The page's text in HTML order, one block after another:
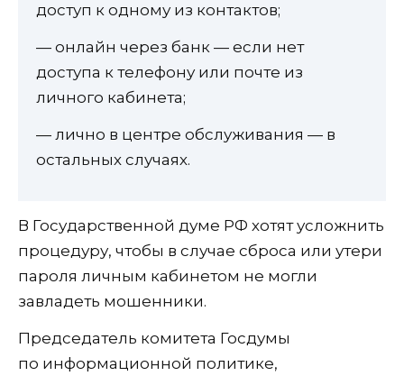
доступ к одному из контактов;
— онлайн через банк — если нет
доступа к телефону или почте из
личного кабинета;
— лично в центре обслуживания — в
остальных случаях.
В Государственной думе РФ хотят усложнить
процедуру, чтобы в случае сброса или утери
пароля личным кабинетом не могли
завладеть мошенники.
Председатель комитета Госдумы
по информационной политике,